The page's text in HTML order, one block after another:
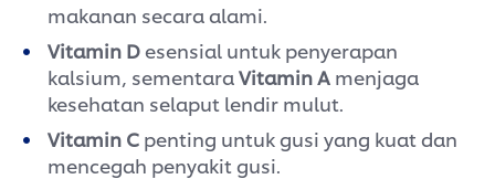
makanan secara alami.
Vitamin Desensial untuk penyerapan
kalsium, sementara Vitamin A menjaga
kesehatan selaput lendir mulut.
Vitamin C penting untuk gusi yang kuat dan
mencegah penyakit gusi.